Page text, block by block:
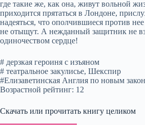
где такие же, как она, живут вольной
приходится прятаться в Лондоне,
надеяться, что ополчившиеся против
не отыщут. А нежданный защитник не
одиночеством сердце!
# дерзкая героиня с изъяном
# театральное закулисье, Шекспир
#Елизаветинская Англия по новым
Возрастной рейтинг: 12
Скачать или прочитать книгу целиком